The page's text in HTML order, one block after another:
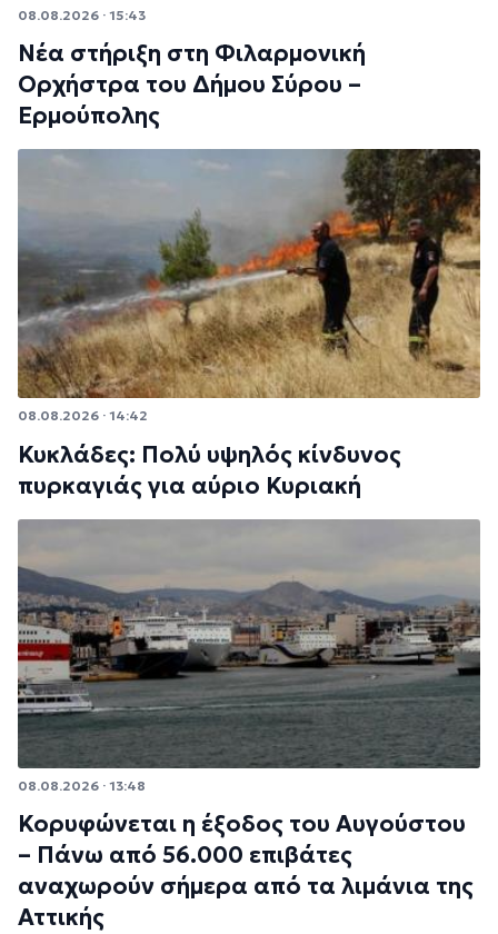
08.08.2026 · 15:43
Νέα στήριξη στη Φιλαρμονική
Ορχήστρα του Δήμου Σύρου –
Ερμούπολης
08.08.2026 · 14:42
Κυκλάδες: Πολύ υψηλός κίνδυνος
πυρκαγιάς για αύριο Κυριακή
08.08.2026 · 13:48
Κορυφώνεται η έξοδος του Αυγούστου
– Πάνω από 56.000 επιβάτες
αναχωρούν σήμερα από τα λιμάνια της
Αττικής